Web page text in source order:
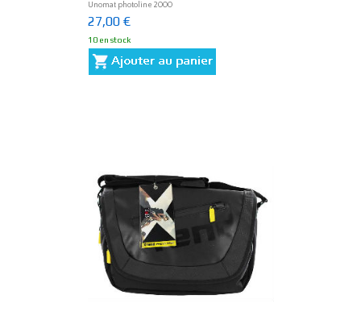
Unomat photoline 2000
27,00 €
10 en stock